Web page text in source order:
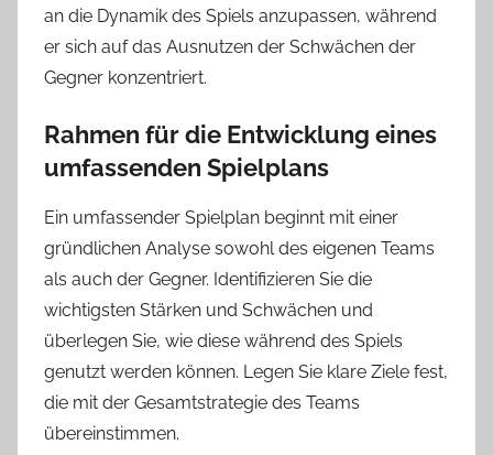
an die Dynamik des Spiels anzupassen, während
er sich auf das Ausnutzen der Schwächen der
Gegner konzentriert.
Rahmen für die Entwicklung eines
umfassenden Spielplans
Ein umfassender Spielplan beginnt mit einer
gründlichen Analyse sowohl des eigenen Teams
als auch der Gegner. Identifizieren Sie die
wichtigsten Stärken und Schwächen und
überlegen Sie, wie diese während des Spiels
genutzt werden können. Legen Sie klare Ziele fest,
die mit der Gesamtstrategie des Teams
übereinstimmen.